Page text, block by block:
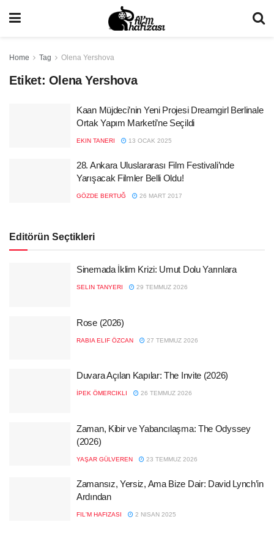
Home Tag Olena Yershova
Etiket: Olena Yershova
Kaan Müjdeci’nin Yeni Projesi Dreamgirl Berlinale
Ortak Yapım Marketi’ne Seçildi
EKIN TANERI 13 OCAK 2025
28. Ankara Uluslararası Film Festivali’nde
Yarışacak Filmler Belli Oldu!
GÖZDE BERTUĞ 26 MART 2017
Editörün Seçtikleri
Sinemada İklim Krizi: Umut Dolu Yarınlara
SELIN TANYERI 29 TEMMUZ 2026
Rose (2026)
RABIA ELIF ÖZCAN 27 TEMMUZ 2026
Duvara Açılan Kapılar: The Invite (2026)
İPEK ÖMERCIKLI 26 TEMMUZ 2026
Zaman, Kibir ve Yabancılaşma: The Odyssey
(2026)
YAŞAR GÜLVEREN 23 TEMMUZ 2026
Zamansız, Yersiz, Ama Bize Dair: David Lynch’in
Ardından
FIL'M HAFIZASI 2 NISAN 2025